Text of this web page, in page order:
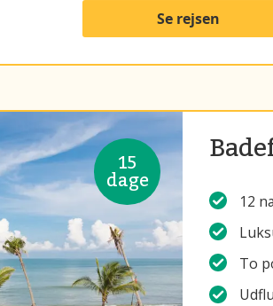
Se rejsen
15
dage
12
To